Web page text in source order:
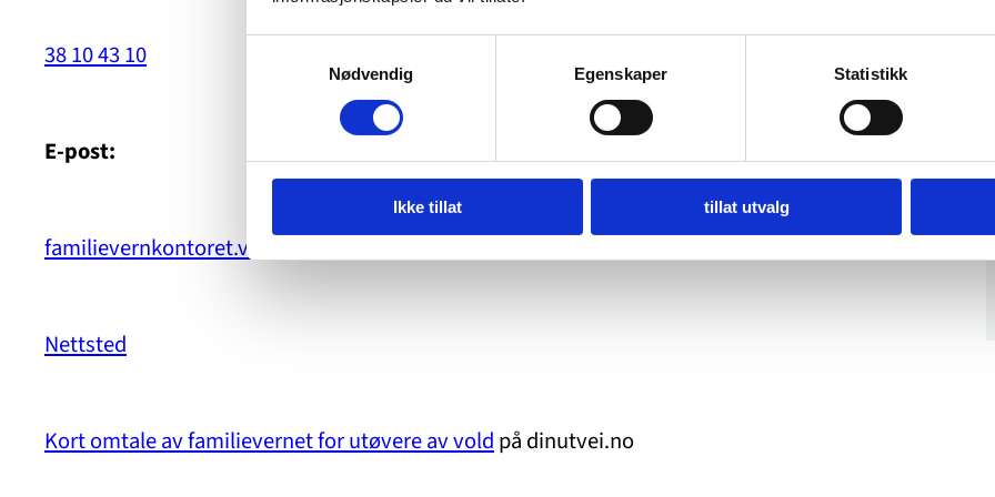
Nødvendig
Egenskaper Statistikk
Ikke tillat tillat utvalg
38 10 43 10
E-post:
familievernkontoret.vest-agder@bufetat.no
Nettsted
Kort omtale av familievernet for utøvere av vold på dinutvei.no